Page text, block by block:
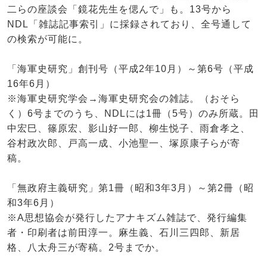
二らの座談会「鏡花先生を偲んで」も。13号から
NDL「雑誌記事索引」に採録されており、全号通して
の検索が可能に。
「海軍史研究」創刊号（平成2年10月）～第6号（平成
16年6月）
※海軍史研究学会→海軍史研究会の雑誌。（おそら
く）6号までのうち、NDLには1冊（5号）のみ所蔵。田
中宏巳、篠原宏、影山好一郎、柳生悦子、雨倉孝之、
谷村政次郎、戸高一成、小池聖一、塚原康子らが寄
稿。
「無政府主義研究」第1冊（昭和3年3月）～第2冊（昭
和3年6月）
※A思想協会が発行したアナキズム雑誌で、発行編集
者・印刷者は前田淳一。麻生義、石川三四郎、新居
格、八太舟三が寄稿。2号までか。